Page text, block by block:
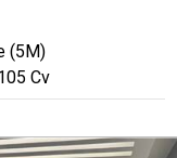
(5M)
Cv